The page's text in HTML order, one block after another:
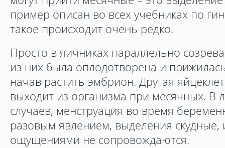
пример описан во всех учебниках по
такое происходит очень редко.
Просто в яичниках параллельно
из них была оплодотворена и
начав растить эмбрион. Другая
выходит из организма при месячных. В
случаев, менструация во время
разовым явлением, выделения
ощущениями не сопровождаются.